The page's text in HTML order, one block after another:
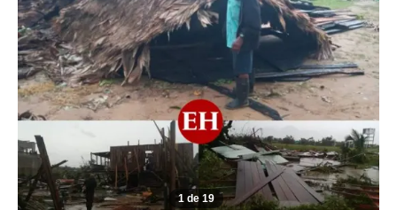
1 de 19